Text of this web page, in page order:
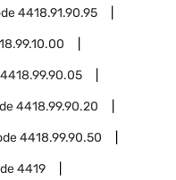
4418.91.90.95
4418.99.90.05
4418.99.90.20
4418.99.90.50
4419